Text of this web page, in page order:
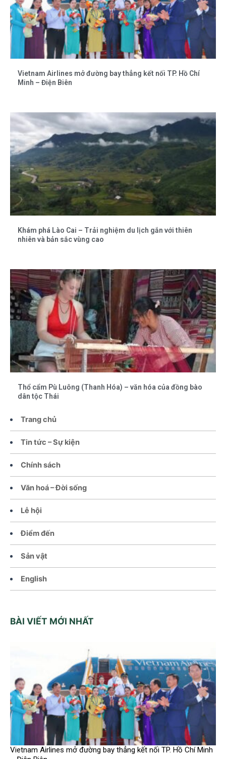
Trang chủ
Tin tức – Sự kiện
Chính sách
Văn hoá – Đời sống
Lễ hội
Điểm đến
Sản vật
English
BÀI VIẾT MỚI NHẤT
Vietnam Airlines mở đường bay thẳng kết nối TP. Hồ Chí Minh
Vietnam Airlines mở đường bay thẳng kết nối TP. Hồ Chí
Minh – Điện Biên
Khám phá Lào Cai – Trải nghiệm du lịch gắn với thiên
nhiên và bản sắc vùng cao
Thổ cẩm Pù Luông (Thanh Hóa) – văn hóa của đồng bào
dân tộc Thái